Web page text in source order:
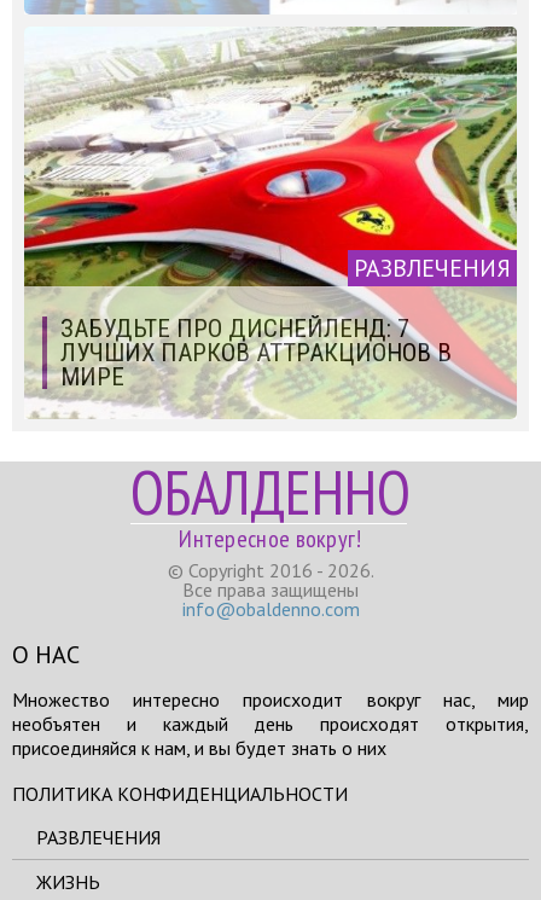
РАЗВЛЕЧЕНИЯ
ЗАБУДЬТЕ ПРО ДИСНЕЙЛЕНД: 7
ЛУЧШИХ ПАРКОВ АТТРАКЦИОНОВ В
МИРЕ
ОБАЛДЕННО
Интересное вокруг!
© Copyright 2016 - 2026.
Все права защищены
info@obaldenno.com
О НАС
Множество интересно происходит вокруг нас, мир
необъятен и каждый день происходят открытия,
присоединяйся к нам, и вы будет знать о них
ПОЛИТИКА КОНФИДЕНЦИАЛЬНОСТИ
РАЗВЛЕЧЕНИЯ
ЖИЗНЬ